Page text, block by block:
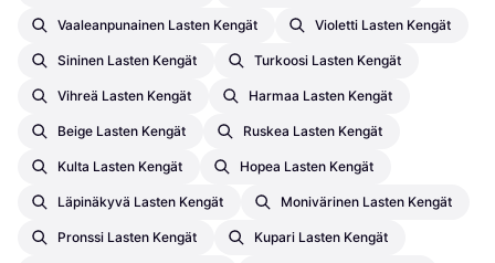
Vaaleanpunainen Lasten Kengät Violetti Lasten Kengät
Sininen Lasten Kengät Turkoosi Lasten Kengät
Vihreä Lasten Kengät Harmaa Lasten Kengät
Beige Lasten Kengät Ruskea Lasten Kengät
Kulta Lasten Kengät Hopea Lasten Kengät
Läpinäkyvä Lasten Kengät Monivärinen Lasten Kengät
Pronssi Lasten Kengät Kupari Lasten Kengät